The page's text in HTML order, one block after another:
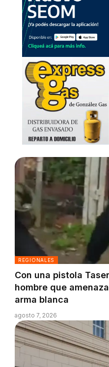
REGIONALES
Con una pistola
hombre que
arma blanca
agosto 7, 2026